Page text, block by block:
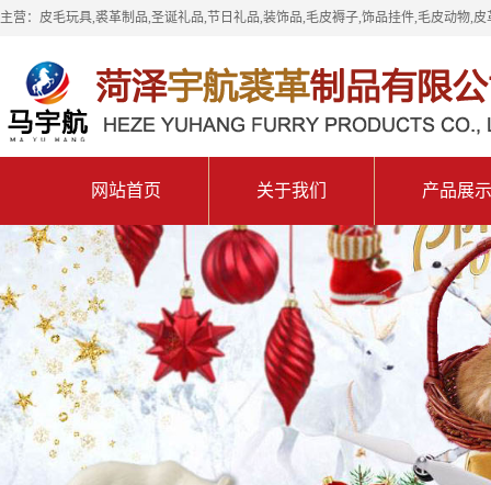
主营：皮毛玩具,裘革制品,圣诞礼品,节日礼品,装饰品,毛皮褥子,饰品挂件,毛皮动物,
网站首页 关于我们 产品展示